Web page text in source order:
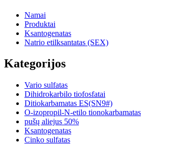
Namai
Produktai
Ksantogenatas
Natrio etilksantatas (SEX)
Kategorijos
Vario sulfatas
Dihidrokarbilo tiofosfatai
Ditiokarbamatas ES(SN9#)
O-izopropil-N-etilo tionokarbamatas
pušų aliejus 50%
Ksantogenatas
Cinko sulfatas